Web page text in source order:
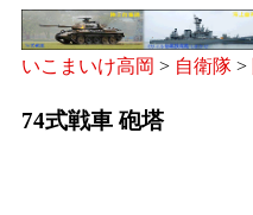
いこまいけ高岡 > 自衛隊 >
74式戦車 砲塔